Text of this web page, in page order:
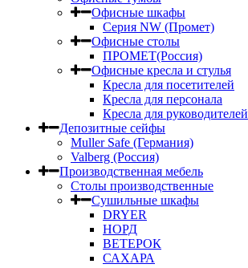
Офисные шкафы
Серия NW (Промет)
Офисные столы
ПРОМЕТ(Россия)
Офисные кресла и стулья
Кресла для посетителей
Кресла для персонала
Кресла для руководителей
Депозитные сейфы
Muller Safe (Германия)
Valberg (Россия)
Производственная мебель
Столы производственные
Сушильные шкафы
DRYER
НОРД
ВЕТЕРОК
САХАРА